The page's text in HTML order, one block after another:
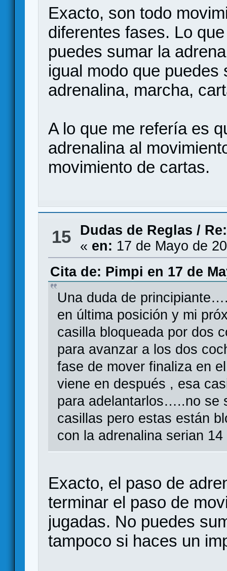
Exacto, son todo
diferentes fases. Lo
puedes sumar la
igual modo que
adrenalina, marcha,
A lo que me refería es
adrenalina al
movimiento de cartas.
15 Dudas de Reglas /
« en: 17 de Mayo de
Cita de: Pimpi en 17 de
Una duda de
en última posición y mi
casilla bloqueada por dos
para avanzar a los dos
fase de mover finaliza en
viene en después , esa
para adelantarlos…..no se
casillas pero estas están
con la adrenalina serian
Exacto, el paso de
terminar el paso de
jugadas. No puedes
tampoco si haces un